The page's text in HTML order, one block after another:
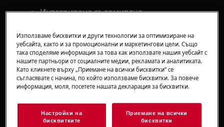
Интегрирана съдомиялнa
Решение
Код на грешка i20 - уредът не източва водата.
1. Уверете се, че каналът на водата не е
запушен
2. Уверете се, че филтърът на отходния
Използваме бисквитки и други технологии за оптимизиране на
уебсайта, както и за промоционални и маркетингови цели. Също
така споделяме информация за това как използвате нашия уебсайт с
нашите партньори от социалните медии, рекламата и аналитиката.
Като кликнете върху „Приемане на всички бисквитки“ се
съгласявате с начина, по който използваме бисквитки. За повече
информация, моля, посетете нашата декларация за бисквитки.
Настройки на
бисквитките
Приемане на всички
бисквитки